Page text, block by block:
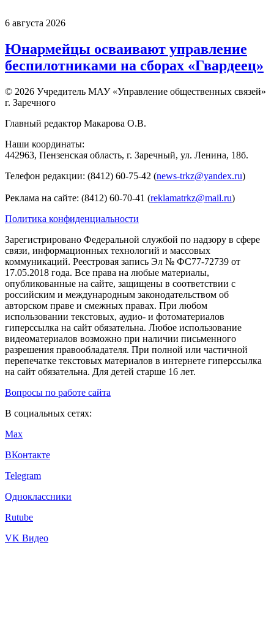
6 августа 2026
Юнармейцы осваивают управление
беспилотниками на сборах «Гвардеец»
© 2026 Учредитель МАУ «Управление общественных связей»
г. Заречного
Главный редактор Макарова О.В.
Наши координаты:
442963, Пензенская область, г. Заречный, ул. Ленина, 18б.
Телефон редакции: (8412) 60-75-42 (news-trkz@yandex.ru)
Реклама на сайте: (8412) 60-70-41 (reklamatrkz@mail.ru)
Политика конфиденциальности
Зарегистрировано Федеральной службой по надзору в сфере
связи, информационных технологий и массовых
коммуникаций. Реестровая запись Эл № ФС77-72739 от
17.05.2018 года. Все права на любые материалы,
опубликованные на сайте, защищены в соответствии с
российским и международным законодательством об
авторском праве и смежных правах. При любом
использовании текстовых, аудио- и фотоматериалов
гиперссылка на сайт обязательна. Любое использование
видеоматериалов возможно при наличии письменного
разрешения правообладателя. При полной или частичной
перепечатке текстовых материалов в интернете гиперссылка
на сайт обязательна. Для детей старше 16 лет.
Вопросы по работе сайта
В социальных сетях:
Max
ВКонтакте
Telegram
Одноклассники
Rutube
VK Видео